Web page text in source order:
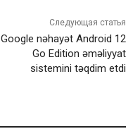
Следующая статья
Google nəhayət Android 12
Go Edition əməliyyat
sistemini təqdim etdi